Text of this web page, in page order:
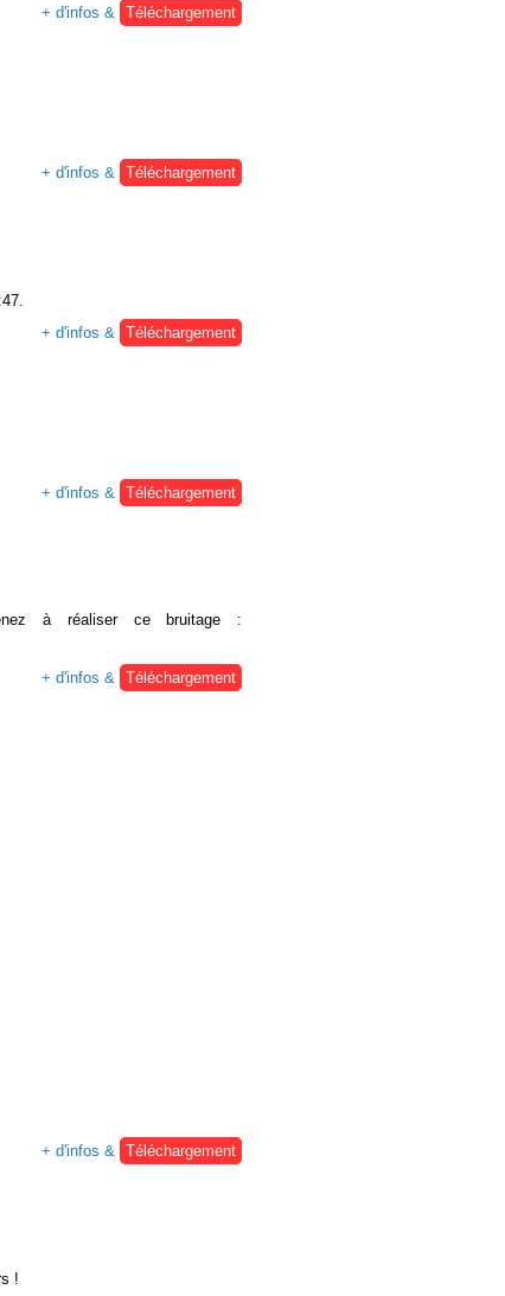
+ d'infos & Téléchargement
+ d'infos &
Téléchargement
+ d'infos &
Téléchargement
+ d'infos &
Téléchargement
à réaliser ce bruitage :
+ d'infos & Téléchargement
+ d'infos & Téléchargement
!